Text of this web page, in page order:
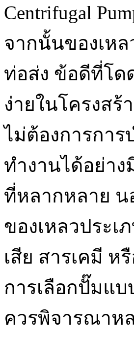
Centrifugal
จากนั้นของเห
ท่อส่ง ข้อดีที่โด
ง่ายในโครงส
ไม่ต้องการกา
ทำงานได้อย่า
ที่หลากหลาย น
ของเหลวประเ
เสีย สารเคมี
การเลือกปั๊มแ
ควรพิจารณาห